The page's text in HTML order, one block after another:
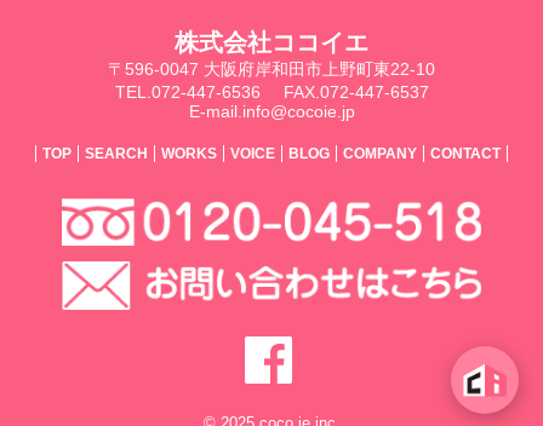
株式会社ココイエ
〒596-0047 大阪府岸和田市上野町東22-10
TEL.072-447-6536
FAX.072-447-6537
E-mail.info@cocoie.jp
TOP SEARCH WORKS VOICE BLOG COMPANY CONTACT